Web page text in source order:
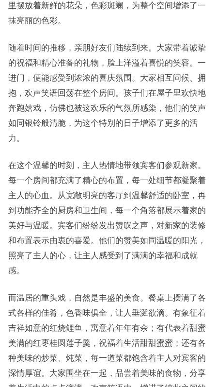
里摆放着新鲜的花朵，色彩斑斓，为整个空间增添了一
抹亮丽的色彩。
随着时间的推移，亲朋好友们陆续到来。大家带着诚挚
的祝福和精心准备的礼物，脸上洋溢着喜悦的笑容。一
进门，便能感受到浓浓的喜庆氛围。大家相互问候、拥
抱，欢声笑语回荡在整个房间。孩子们在屋子里欢快地
奔跑嬉戏，仿佛也被这欢乐的气氛所感染，他们的笑声
如同银铃般清脆，为这个特别的日子增添了更多的活
力。
在这个温馨的时刻，主人热情地带领宾客们参观新家。
每一个房间都充满了精心的布置，每一处细节都凝聚着
主人的心血。从宽敞明亮的客厅到温馨舒适的卧室，再
到功能齐全的厨房和卫生间，每一个角落都展示着家的
美好与温暖。宾客们纷纷发出赞叹之声，对新家的装修
和布置表示由衷的喜爱。他们的赞美如同温暖的阳光，
照亮了主人的心，让主人感受到了满满的幸福和成就
感。
而温居的重头戏，自然是丰盛的美食。餐桌上摆满了各
式各样的佳肴，色香味俱全，让人垂涎欲滴。有象征着
吉祥如意的红烧鲤鱼，寓意着年年有余；有代表着甜蜜
美满的红枣桂圆莲子羹，祝福着生活甜甜蜜蜜；还有各
种美味的炒菜、炖菜，每一道菜都饱含着主人对宾客的
深情厚谊。大家围坐在一起，品尝着美味的食物，分享